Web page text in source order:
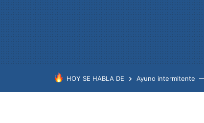
HOY SE HABLA DE Ayuno intermitente